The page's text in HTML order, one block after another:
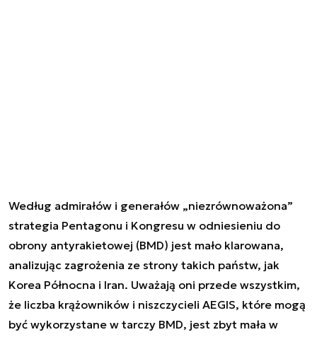
Według admirałów i generałów „niezrównoważona”
strategia Pentagonu i Kongresu w odniesieniu do
obrony antyrakietowej (BMD) jest mało klarowana,
analizując zagrożenia ze strony takich państw, jak
Korea Północna i Iran. Uważają oni przede wszystkim,
że liczba krążowników i niszczycieli AEGIS, które mogą
być wykorzystane w tarczy BMD, jest zbyt mała w